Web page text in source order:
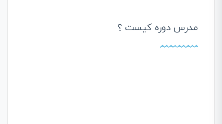
مدرس دوره کیست ؟